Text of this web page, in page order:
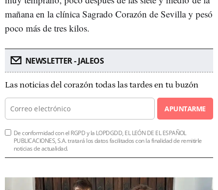
mañana en la clínica Sagrado Corazón de Sevilla y pesó
poco más de tres kilos.
NEWSLETTER - JALEOS
Las noticias del corazón todas las tardes en tu buzón
APUNTARME
De conformidad con el RGPD y la LOPDGDD, EL LEÓN DE EL ESPAÑOL
PUBLICACIONES, S.A. tratará los datos facilitados con la finalidad de remitirle
noticias de actualidad.